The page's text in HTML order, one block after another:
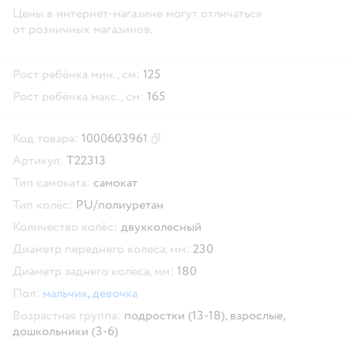
Цены в интернет-магазине могут отличаться
от розничных магазинов.
Рост ребёнка мин., см: 125
Рост ребёнка макс., см: 165
Код товара: 1000603961
Артикул: Т22313
Тип самоката: самокат
Тип колёс: PU/полиуретан
Количество колёс: двухколесный
Диаметр переднего колеса, мм: 230
Диаметр заднего колеса, мм: 180
Пол: мальчик,девочка
Возрастная группа: подростки (13-18), взрослые,
дошкольники (3-6)